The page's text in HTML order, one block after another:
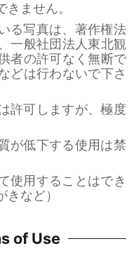
ません。
る写真は、著作権法
一般社団法人東北観
者の許可なく無断で
どは行わないで下さ
許可しますが、極度
が低下する使用は禁
使用することはでき
など）
of Use